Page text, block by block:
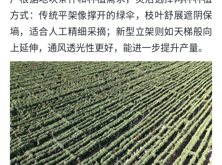
方式：传统平架像撑开的绿伞，枝叶舒展遮阴保
墒，适合人工精细采摘；新型立架则如天梯般向
上延伸，通风透光性更好，能进一步提升产量。